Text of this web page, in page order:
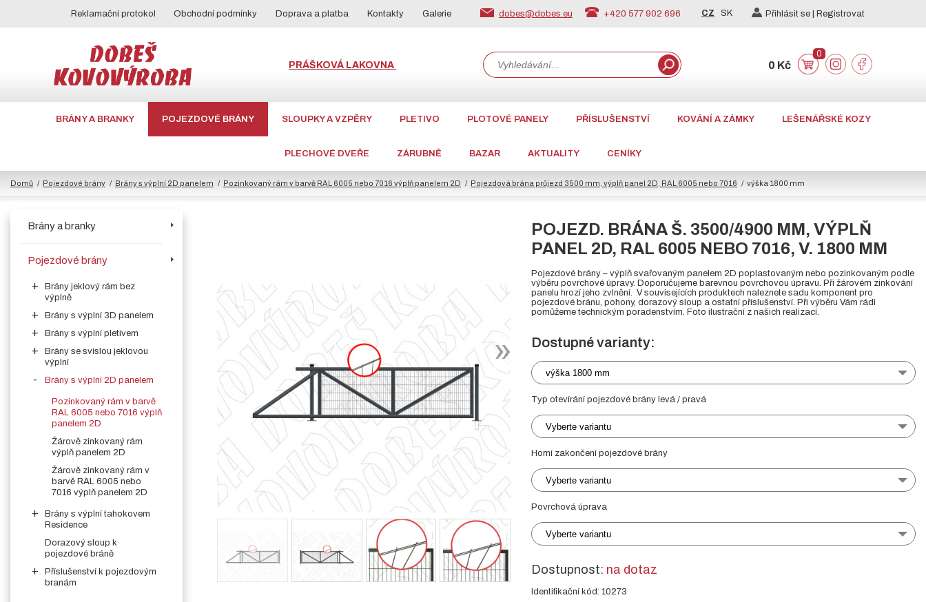
Reklamační protokol Obchodní podmínky Doprava a platba Kontakty Galerie dobes@dobes.eu +420 577 902 696 CZ SK Přihlásit se | Registrovat
PRÁŠKOVÁ LAKOVNA 0 Kč
0
BRÁNY A BRANKY POJEZDOVÉ BRÁNY SLOUPKY A VZPĚRY PLETIVO PLOTOVÉ PANELY PŘÍSLUŠENSTVÍ KOVÁNÍ A ZÁMKY LEŠENÁŘSKÉ KOZY
PLECHOVÉ DVEŘE ZÁRUBNĚ BAZAR AKTUALITY CENÍKY
Domů Pojezdové brány Brány s výplní 2D panelem Pozinkovaný rám v barvě RAL 6005 nebo 7016 výplň panelem 2D Pojezdová brána průjezd 3500 mm, výplň panel 2D, RAL 6005 nebo 7016 výška 1800 mm
Brány a branky
Pojezdové brány
Brány jeklový rám bez
výplně
Brány s výplní 3D panelem
Brány s výplní pletivem
Brány se svislou jeklovou
výplní
Brány s výplní 2D panelem
Pozinkovaný rám v barvě
RAL 6005 nebo 7016 výplň
panelem 2D
Žárově zinkovaný rám
výplň panelem 2D
Žárově zinkovaný rám v
barvě RAL 6005 nebo
7016 výplň panelem 2D
Brány s výplní tahokovem
Residence
Dorazový sloup k
pojezdové bráně
Příslušenství k pojezdovým
branám
POJEZD. BRÁNA Š. 3500/4900 MM, VÝPLŇ
PANEL 2D, RAL 6005 NEBO 7016, V. 1800 MM
Pojezdové brány – výplň svařovaným panelem 2D poplastovaným nebo pozinkovaným podle
výběru povrchové úpravy. Doporučujeme barevnou povrchovou úpravu. Při žárovém zinkování
panelu hrozí jeho zvlnění. V souvisejících produktech naleznete sadu komponent pro
pojezdové bránu, pohony, dorazový sloup a ostatní příslušenství. Při výběru Vám rádi
pomůžeme technickým poradenstvím. Foto ilustrační z našich realizací.
Dostupné varianty:
výška 1800 mm
Typ otevírání pojezdové brány levá / pravá
Vyberte variantu
Horní zakončení pojezdové brány
Vyberte variantu
Povrchová úprava
Vyberte variantu
Dostupnost: na dotaz
Identifikační kód: 10273